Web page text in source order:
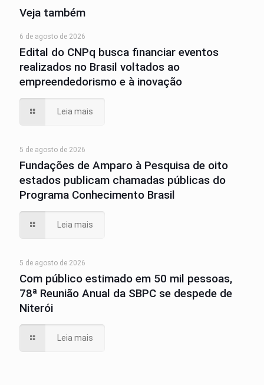
Veja também
6 de agosto de 2026
Edital do CNPq busca financiar eventos
realizados no Brasil voltados ao
empreendedorismo e à inovação
Leia mais
5 de agosto de 2026
Fundações de Amparo à Pesquisa de oito
estados publicam chamadas públicas do
Programa Conhecimento Brasil
Leia mais
5 de agosto de 2026
Com público estimado em 50 mil pessoas,
78ª Reunião Anual da SBPC se despede de
Niterói
Leia mais